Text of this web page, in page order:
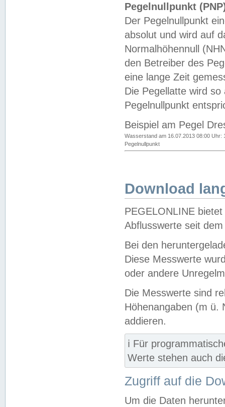
Pegelnullpunkt
Der Pegelnullpunkt
absolut und wird auf
Normalhöhennull
den Betreiber des
eine lange Zeit
Die Pegellatte wird
Pegelnullpunkt
Beispiel am Pegel
Wasserstand am 16.07.2013 08:00 Uhr:
Pegelnullpunkt
Download
PEGELONLINE
Abflusswerte seit
Bei den
Diese Messwerte
oder andere
Die Messwerte sind
Höhenangaben (m ü.
addieren.
ℹ️ Für
Werte stehen auch
Zugriff auf die
Um die Daten